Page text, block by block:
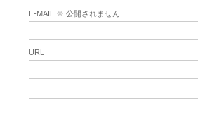
E-MAIL ※ 公開されません
URL